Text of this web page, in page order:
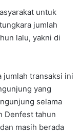
untuk
jumlah
lalu, yakni di
jumlah transaksi ini
yang
selama
Denfest tahun
masih berada